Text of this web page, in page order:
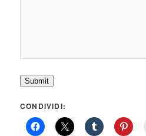
Submit
CONDIVIDI: